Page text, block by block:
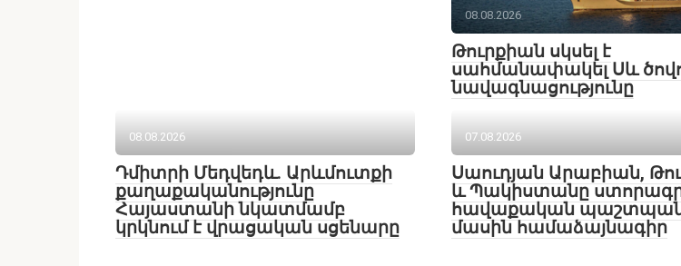
08.08.2026
Թուրքիան սկսել է
սահմանափակել Սև
նավագնացությունը
08.08.2026
Դմիտրի Մեդվեդև. Արևմուտքի
քաղաքականությունը
Հայաստանի նկատմամբ
կրկնում է վրացական սցենարը
07.08.2026
Սաուդյան Արաբիան,
և Պակիստանը
հավաքական
մասին համաձայնագիր